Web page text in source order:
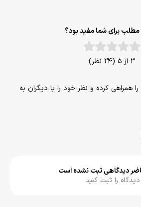
مطلب برای شما مفید بود؟
3 از 5 (24 نظر)
همراهی کرده و نظر خود را با دیگران به
دیدگاهی ثبت نشده است
را ثبت کنید